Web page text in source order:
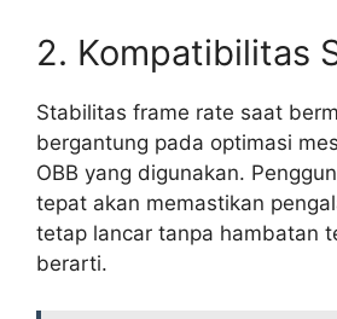
2. Kompatibilitas
Stabilitas frame rate saat
bergantung pada optimasi
OBB yang digunakan.
tepat akan memastikan
tetap lancar tanpa hambatan
berarti.